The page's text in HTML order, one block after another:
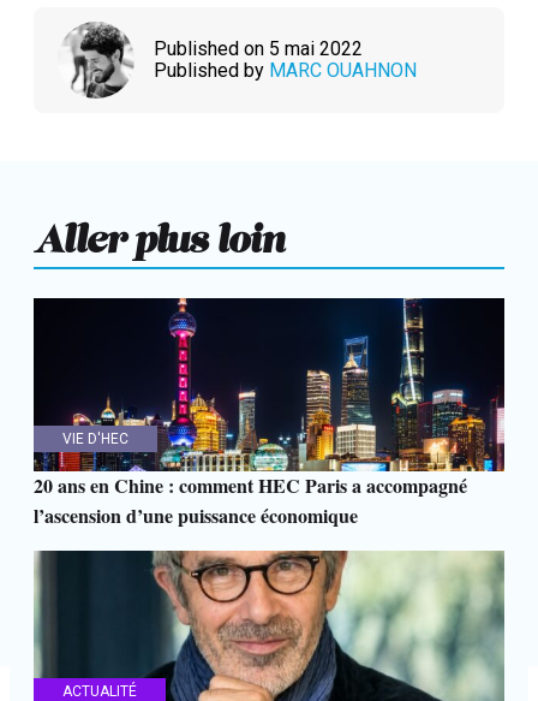
Published on 5 mai 2022
Published by MARC OUAHNON
Aller plus loin
VIE D'HEC
20 ans en Chine : comment HEC Paris a accompagné
l’ascension d’une puissance économique
ACTUALITÉ